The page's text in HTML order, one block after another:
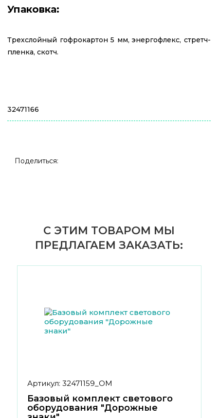
Упаковка:
Трехслойный гофрокартон 5 мм, энергофлекс, стретч-
пленка, скотч.
32471166
Поделиться:
С ЭТИМ ТОВАРОМ МЫ
ПРЕДЛАГАЕМ ЗАКАЗАТЬ:
Артикул: 32471159_ОМ
Базовый комплект светового
оборудования "Дорожные